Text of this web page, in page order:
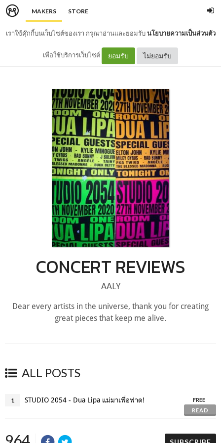
MAKERS STORE
เราใช้คุ๊กกี้บนเว็บไซต์ของเรา กรุณาอ่านและยอมรับนโยบายความเป็นส่วนตัว
เพื่อใช้บริการเว็บไซต์ ยอมรับ ไม่ยอมรับ
CONCERT REVIEWS
AALY
Dear every artists in the universe, thank you for creating
great pieces that keep me alive.
ALL POSTS
1 STUDIO 2054 - Dua Lipa แม่มาเพื่อฟาด!
FREE
READ